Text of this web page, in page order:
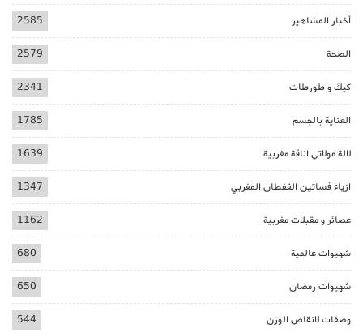
أخبار المشاهير 2585
الصحة 2579
كيك و طورطات 2341
العناية بالجسم 1785
لالة مولاتي اناقة مغربية 1639
ازياء فساتين القفطان المغربي 1347
عصائر و مقبلات مغربية 1162
شهيوات عالمية 680
شهيوات رمضان 650
وصفات لانقاص الوزن 544